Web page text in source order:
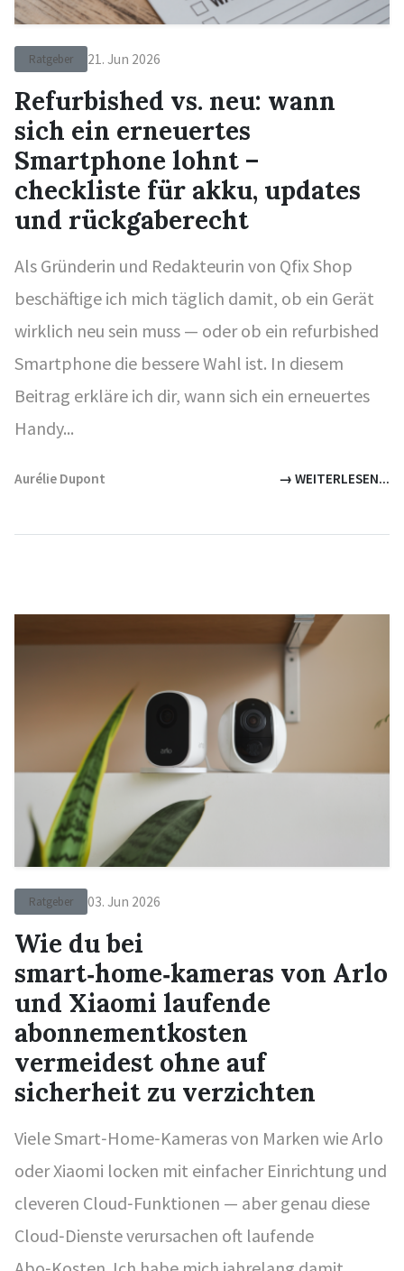
Ratgeber 21. Jun 2026
Refurbished vs. neu: wann
sich ein erneuertes
Smartphone lohnt –
checkliste für akku, updates
und rückgaberecht
Als Gründerin und Redakteurin von Qfix Shop
beschäftige ich mich täglich damit, ob ein Gerät
wirklich neu sein muss — oder ob ein refurbished
Smartphone die bessere Wahl ist. In diesem
Beitrag erkläre ich dir, wann sich ein erneuertes
Handy...
Aurélie Dupont → WEITERLESEN...
Ratgeber 03. Jun 2026
Wie du bei
smart‑home‑kameras von Arlo
und Xiaomi laufende
abonnementkosten
vermeidest ohne auf
sicherheit zu verzichten
Viele Smart‑Home‑Kameras von Marken wie Arlo
oder Xiaomi locken mit einfacher Einrichtung und
cleveren Cloud‑Funktionen — aber genau diese
Cloud‑Dienste verursachen oft laufende